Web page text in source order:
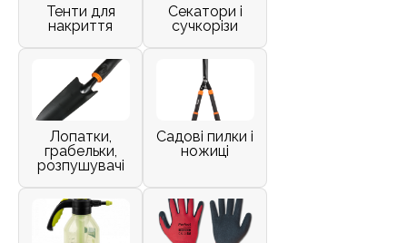
Тенти для
накриття
Секатори і
сучкорізи
Лопатки,
грабельки,
розпушувачі
Садові пилки і
ножиці